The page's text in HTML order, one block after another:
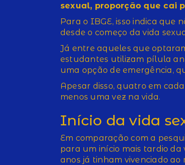
sexual, proporção que cai
Para o IBGE, isso indica que
desde o começo da vida
Já entre aqueles que
estudantes utilizam pílula
uma opção de emergência,
Apesar disso, quatro em
menos uma vez na vida.
Início da vida
Em comparação com a
para um início mais tardio da
anos já tinham vivenciado